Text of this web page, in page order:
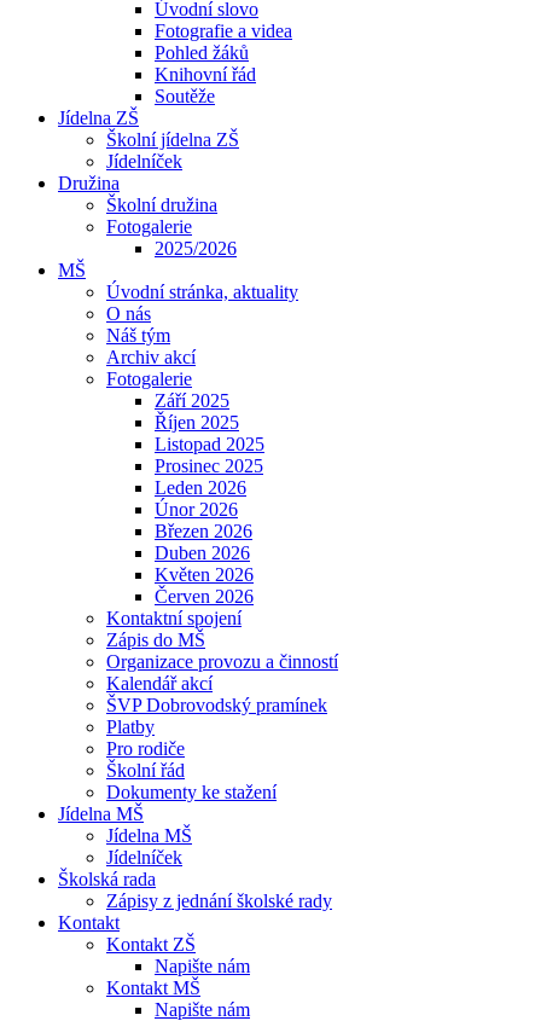
Úvodní slovo
Fotografie a videa
Pohled žáků
Knihovní řád
Soutěže
Jídelna ZŠ
Školní jídelna ZŠ
Jídelníček
Družina
Školní družina
Fotogalerie
2025/2026
MŠ
Úvodní stránka, aktuality
O nás
Náš tým
Archiv akcí
Fotogalerie
Září 2025
Říjen 2025
Listopad 2025
Prosinec 2025
Leden 2026
Únor 2026
Březen 2026
Duben 2026
Květen 2026
Červen 2026
Kontaktní spojení
Zápis do MŠ
Organizace provozu a činností
Kalendář akcí
ŠVP Dobrovodský pramínek
Platby
Pro rodiče
Školní řád
Dokumenty ke stažení
Jídelna MŠ
Jídelna MŠ
Jídelníček
Školská rada
Zápisy z jednání školské rady
Kontakt
Kontakt ZŠ
Napište nám
Kontakt MŠ
Napište nám